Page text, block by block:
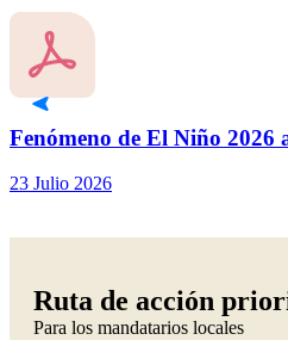
Fenómeno de El Niño 2026
23 Julio 2026
Ruta de acción
Para los mandatarios locales